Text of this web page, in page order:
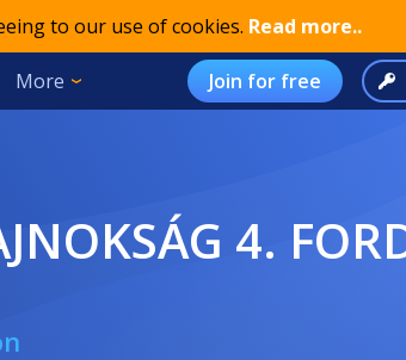
to our use of cookies. Read more..
More Join for free
4.